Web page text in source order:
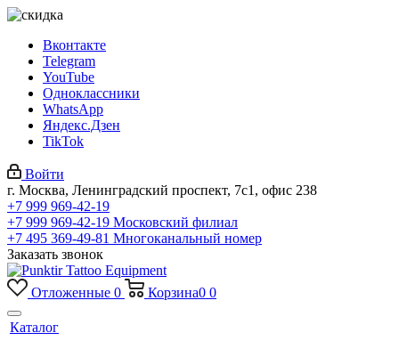
Вконтакте
Telegram
YouTube
Одноклассники
WhatsApp
Яндекс.Дзен
TikTok
Войти
г. Москва, Ленинградский проспект, 7с1, офис 238
+7 999 969-42-19
+7 999 969-42-19 Московский филиал
+7 495 369-49-81 Многоканальный номер
Заказать звонок
Отложенные 0 Корзина0 0
Каталог